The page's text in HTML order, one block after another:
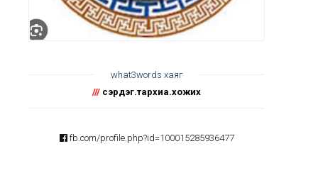
what3words хаяг
/// сэрдэг.тархиа.хожих
fb.com/profile.php?id=100015285936477